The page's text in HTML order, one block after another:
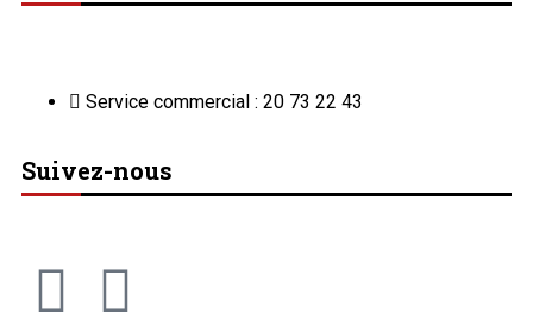
Service commercial : 20 73 22 43
Suivez-nous